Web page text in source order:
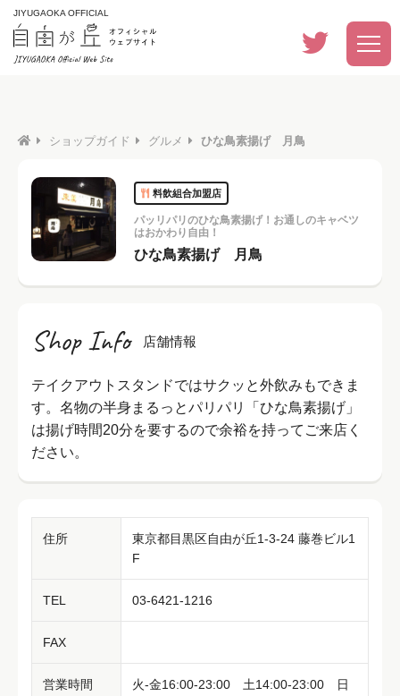
JIYUGAOKA OFFICIAL
ショップガイド グルメ ひな鳥素揚げ 月鳥
料飲組合加盟店
パッリパリのひな鳥素揚げ！お通しのキャベツ
はおかわり自由！
ひな鳥素揚げ 月鳥
Shop Info 店舗情報
テイクアウトスタンドではサクッと外飲みもできま
す。名物の半身まるっとパリパリ「ひな鳥素揚げ」
は揚げ時間20分を要するので余裕を持ってご来店く
ださい。
住所
東京都目黒区自由が丘1-3-24 藤巻ビル1
F
TEL 03-6421-1216
FAX
営業時間
火-金16:00-23:00 土14:00-23:00 日